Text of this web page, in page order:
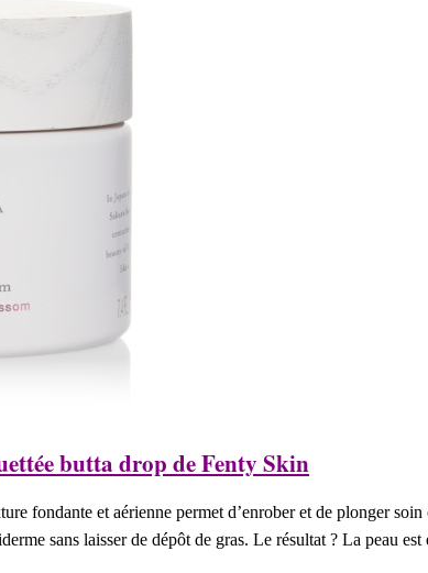
butta drop de Fenty Skin
fondante et aérienne permet d’enrober et de plonger
sans laisser de dépôt de gras. Le résultat ? La peau